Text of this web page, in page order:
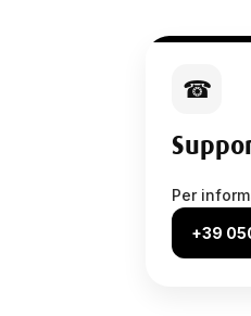
☎
Per
+39